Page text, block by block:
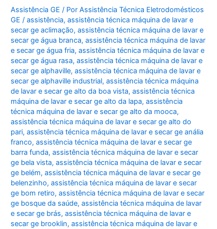
Assistência GE / PorAssistência Técnica Eletrodomésticos
GE/assistência,assistência técnica máquina de lavar e
secar ge aclimação,assistência técnica máquina de lavar e
secar ge água branca,assistência técnica máquina de lavar
e secar ge água fria,assistência técnica máquina de lavar e
secar ge água rasa,assistência técnica máquina de lavar e
secar ge alphaville,assistência técnica máquina de lavar e
secar ge alphaville industrial,assistência técnica máquina
de lavar e secar ge alto da boa vista,assistência técnica
máquina de lavar e secar ge alto da lapa,assistência
técnica máquina de lavar e secar ge alto da mooca,
assistência técnica máquina de lavar e secar ge alto do
pari,assistência técnica máquina de lavar e secar ge anália
franco,assistência técnica máquina de lavar e secar ge
barra funda,assistência técnica máquina de lavar e secar
ge bela vista,assistência técnica máquina de lavar e secar
ge belém,assistência técnica máquina de lavar e secar ge
belenzinho,assistência técnica máquina de lavar e secar
ge bom retiro,assistência técnica máquina de lavar e secar
ge bosque da saúde,assistência técnica máquina de lavar
e secar ge brás,assistência técnica máquina de lavar e
secar ge brooklin,assistência técnica máquina de lavar e